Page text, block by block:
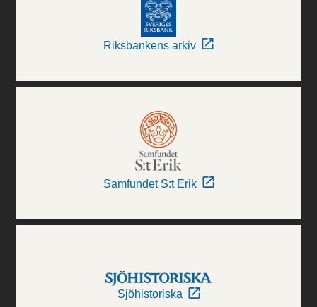
Riksbankens arkiv
Samfundet S:t Erik
Sjöhistoriska